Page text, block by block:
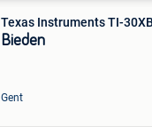
Texas Instruments TI-
Bieden
Gent